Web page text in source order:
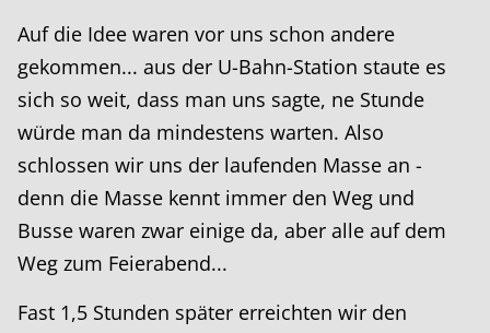
Auf die Idee waren vor uns schon andere
gekommen... aus der U-Bahn-Station staute es
sich so weit, dass man uns sagte, ne Stunde
würde man da mindestens warten. Also
schlossen wir uns der laufenden Masse an -
denn die Masse kennt immer den Weg und
Busse waren zwar einige da, aber alle auf dem
Weg zum Feierabend...
Fast 1,5 Stunden später erreichten wir den